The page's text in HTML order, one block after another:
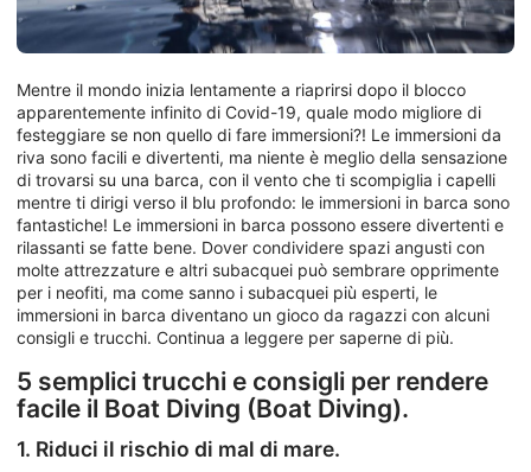
Mentre il mondo inizia lentamente a riaprirsi dopo il blocco
apparentemente infinito di Covid-19, quale modo migliore di
festeggiare se non quello di fare immersioni?! Le immersioni da
riva sono facili e divertenti, ma niente è meglio della sensazione
di trovarsi su una barca, con il vento che ti scompiglia i capelli
mentre ti dirigi verso il blu profondo: le immersioni in barca sono
fantastiche! Le immersioni in barca possono essere divertenti e
rilassanti se fatte bene. Dover condividere spazi angusti con
molte attrezzature e altri subacquei può sembrare opprimente
per i neofiti, ma come sanno i subacquei più esperti, le
immersioni in barca diventano un gioco da ragazzi con alcuni
consigli e trucchi. Continua a leggere per saperne di più.
5 semplici trucchi e consigli per rendere
facile il Boat Diving (Boat Diving).
1. Riduci il rischio di mal di mare.